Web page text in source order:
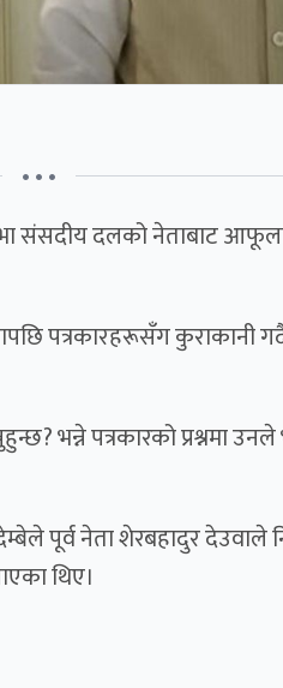
• • •
संसदीय दलको नेताबाट
पत्रकारहरूसँग कुराकानी
भन्ने पत्रकारको प्रश्नमा
पूर्व नेता शेरबहादुर देउवाले
थिए।